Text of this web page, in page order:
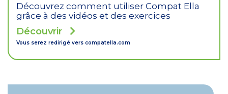
Découvrez comment utiliser Compat Ella
grâce à des vidéos et des exercices
Découvrir
Vous serez redirigé vers compatella.com